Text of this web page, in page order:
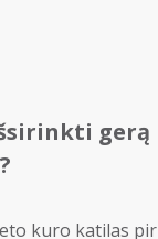
kuro katilas